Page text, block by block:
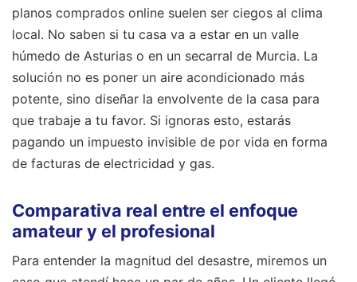
planos comprados online suelen ser ciegos al clima
local. No saben si tu casa va a estar en un valle
húmedo de Asturias o en un secarral de Murcia. La
solución no es poner un aire acondicionado más
potente, sino diseñar la envolvente de la casa para
que trabaje a tu favor. Si ignoras esto, estarás
pagando un impuesto invisible de por vida en forma
de facturas de electricidad y gas.
Comparativa real entre el enfoque
amateur y el profesional
Para entender la magnitud del desastre, miremos un